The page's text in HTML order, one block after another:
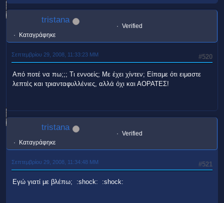
tristana
Verified
Καταγράφηκε
#520
Σεπτεμβρίου 29, 2008, 11:33:23 ΜΜ
Από ποτέ να πω;;; Τι εννοείς; Με έχει χίντεν; Είπαμε ότι ειμαστε
λεπτές και τριανταφυλλένιες, αλλά όχι και ΑΟΡΑΤΕΣ!
tristana
Verified
Καταγράφηκε
#521
Σεπτεμβρίου 29, 2008, 11:34:48 ΜΜ
Εγώ γιατί με βλέπω; :shock: :shock: